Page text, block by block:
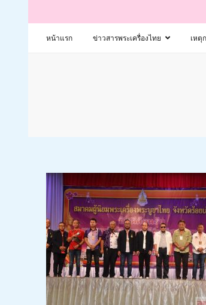
หน้าแรก ข่าวสารพระเครื่องไทย เหตุ